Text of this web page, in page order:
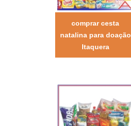
comprar cesta
natalina para doação
Itaquera